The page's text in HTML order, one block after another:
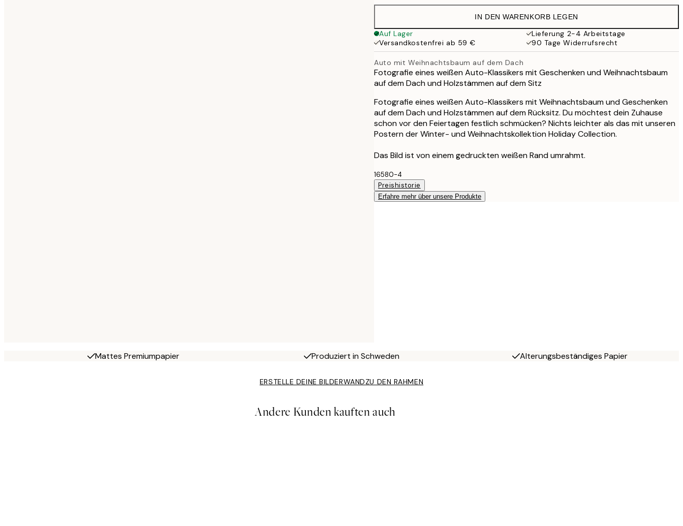
19,95 €
32,45 €
70x100 cm
49 €
IN DEN WARENKORB LEGEN
Auf Lager
Lieferung 2-4 Arbeitstage
Versandkostenfrei ab 59 €
90 Tage Widerrufsrecht
Auto mit Weihnachtsbaum auf dem Dach
Fotografie eines weißen Auto-Klassikers mit Geschenken und Weihnachtsbaum
auf dem Dach und Holzstämmen auf dem Sitz
Fotografie eines weißen Auto-Klassikers mit Weihnachtsbaum und Geschenken
auf dem Dach und Holzstämmen auf dem Rücksitz. Du möchtest dein Zuhause
schon vor den Feiertagen festlich schmücken? Nichts leichter als das mit unseren
Postern der Winter- und Weihnachtskollektion Holiday Collection.
Das Bild ist von einem gedruckten weißen Rand umrahmt.
16580-4
Preishistorie
Erfahre mehr über unsere Produkte
Mattes Premiumpapier Produziert in Schweden Alterungsbeständiges Papier
ERSTELLE DEINE BILDERWANDZU DEN RAHMEN
Andere Kunden kauften auch